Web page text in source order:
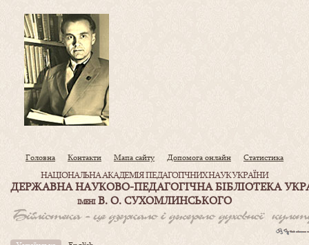
Головна Контакти Мапа сайту Допомога онлайн Статистика
НАЦІОНАЛЬНА АКАДЕМІЯ ПЕДАГОГІЧНИХ НАУК УКРАЇНИ
ДЕРЖАВНА НАУКОВО-ПЕДАГОГІЧНА БІБЛІОТЕКА
ІМЕНІВ. О. СУХОМЛИНСЬКОГО